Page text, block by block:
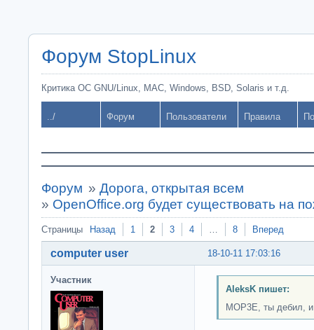
Форум StopLinux
Критика ОС GNU/Linux, MAC, Windows, BSD, Solaris и т.д.
../ Форум Пользователи Правила
Форум » Дорога, открытая всем
» OpenOffice.org будет существовать на
Страницы Назад 1 2 3 4 … 8 Вперед
18-10-11 17:03:16
computer user
Участник
AleksK пишет:
MOP3E, ты дебил, и